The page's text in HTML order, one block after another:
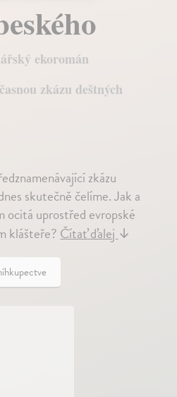
ekoromán
zkázu deštných
zkázu
skutečně čelíme. Jak a
ocitá uprostřed evropské
klášteře? Čítať ďalej ↓